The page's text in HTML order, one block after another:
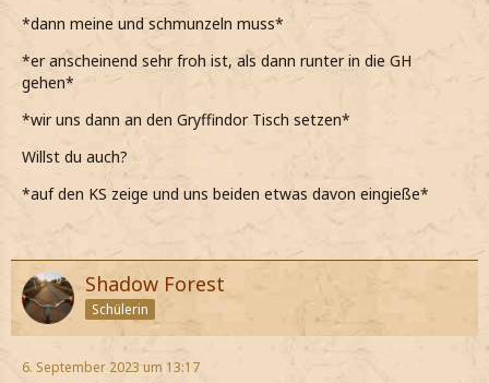
*dann meine und schmunzeln muss*
*er anscheinend sehr froh ist, als dann runter in die GH
gehen*
*wir uns dann an den Gryffindor Tisch setzen*
Willst du auch?
*auf den KS zeige und uns beiden etwas davon eingieße*
Shadow Forest
Schülerin
6. September 2023 um 13:17